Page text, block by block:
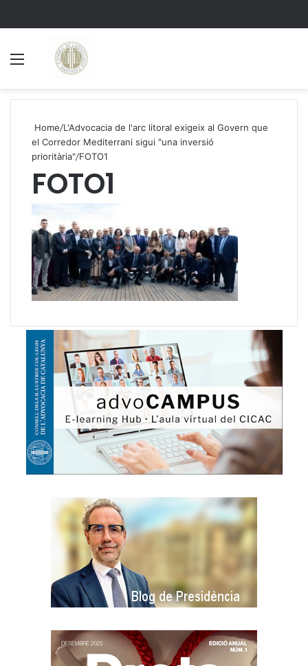
Home/L'Advocacia de l'arc litoral exigeix al Govern que
el Corredor Mediterrani sigui "una inversió
prioritària"/FOTO1
FOTO1